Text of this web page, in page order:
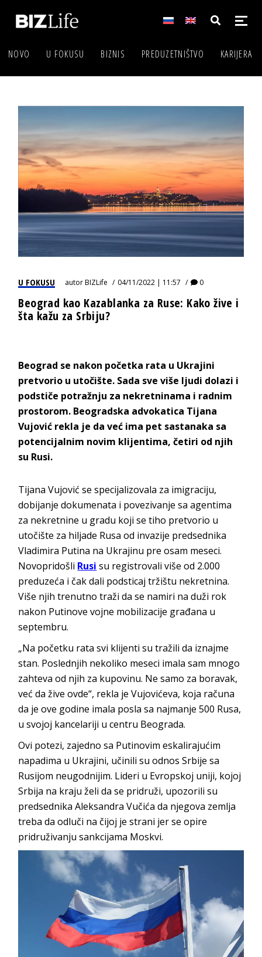
NOVO U FOKUSU BIZNIS PREDUZETNIŠTVO KARIJERA
U FOKUSU autorBIZLife 04/11/2022 | 11:57 0
Beograd kao Kazablanka za Ruse: Kako žive i
šta kažu za Srbiju?
Beograd se nakon početka rata u Ukrajini
pretvorio u utočište. Sada sve više ljudi dolazi i
podstiče potražnju za nekretninama i radnim
prostorom. Beogradska advokatica Tijana
Vujović rekla je da već ima pet sastanaka sa
potencijalnim novim klijentima, četiri od njih
su Rusi.
Tijana Vujović se specijalizovala za imigraciju,
dobijanje dokumenata i povezivanje sa agentima
za nekretnine u gradu koji se tiho pretvorio u
utočište za hiljade Rusa od invazije predsednika
Vladimira Putina na Ukrajinu pre osam meseci.
Novopridošli Rusi su registrovali više od 2.000
preduzeća i čak dali podsticaj tržištu nekretnina.
Više njih trenutno traži da se namiri na duži rok
nakon Putinove vojne mobilizacije građana u
septembru.
„Na početku rata svi klijenti su tražili da iznajme
stan. Poslednjih nekoliko meseci imala sam mnogo
zahteva od njih za kupovinu. Ne samo za boravak,
već da žive ovde“, rekla je Vujovićeva, koja računa
da je ove godine imala posla sa najmanje 500 Rusa,
u svojoj kancelariji u centru Beograda.
Ovi potezi, zajedno sa Putinovim eskalirajućim
napadima u Ukrajini, učinili su odnos Srbije sa
Rusijom neugodnijim. Lideri u Evropskoj uniji, kojoj
Srbija na kraju želi da se pridruži, upozorili su
predsednika Aleksandra Vučića da njegova zemlja
treba da odluči na čijoj je strani jer se opire
pridruživanju sankcijama Moskvi.